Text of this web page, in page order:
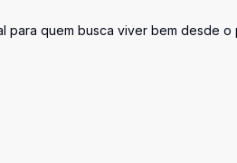
para quem busca viver bem desde o